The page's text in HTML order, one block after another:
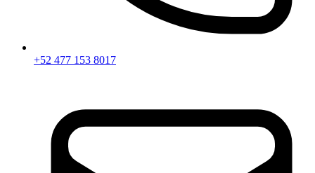
+52 477 153 8017